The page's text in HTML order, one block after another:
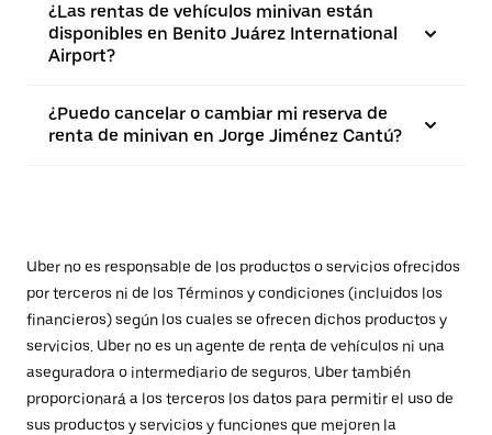
¿Las rentas de vehículos minivan están
disponibles en Benito Juárez International
Airport?
¿Puedo cancelar o cambiar mi reserva de
renta de minivan en Jorge Jiménez Cantú?
Uber no es responsable de los productos o servicios ofrecidos
por terceros ni de los Términos y condiciones (incluidos los
financieros) según los cuales se ofrecen dichos productos y
servicios. Uber no es un agente de renta de vehículos ni una
aseguradora o intermediario de seguros. Uber también
proporcionará a los terceros los datos para permitir el uso de
sus productos y servicios y funciones que mejoren la